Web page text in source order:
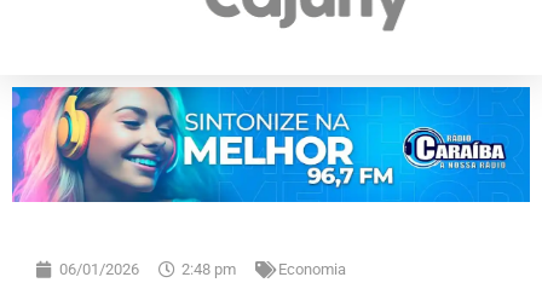
06/01/2026 2:48 pm Economia